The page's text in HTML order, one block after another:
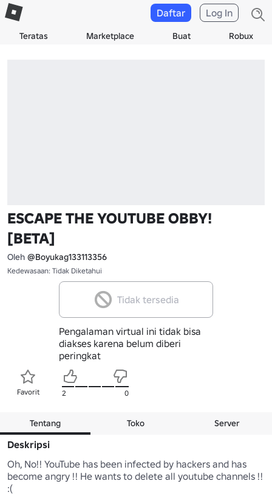
Teratas Marketplace Buat Robux
Daftar Log In
ESCAPE THE YOUTUBE OBBY!
[BETA]
Oleh @Boyukag133113356
Kedewasaan: Tidak Diketahui
Tidak tersedia
Pengalaman virtual ini tidak bisa
diakses karena belum diberi
peringkat
Favorit 2 0
Tentang Toko Server
Deskripsi
Oh, No!! YouTube has been infected by hackers and has
become angry !! He wants to delete all youtube channels !!
:(